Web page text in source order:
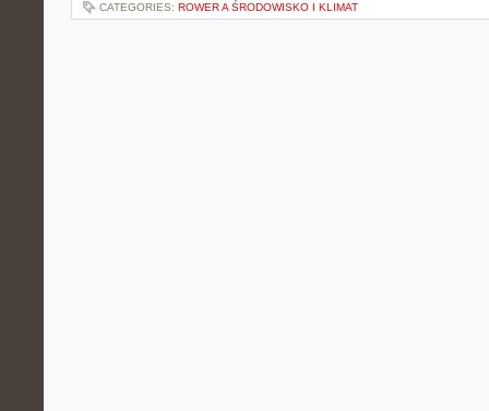
CATEGORIES: ROWER A ŚRODOWISKO I KLIMAT